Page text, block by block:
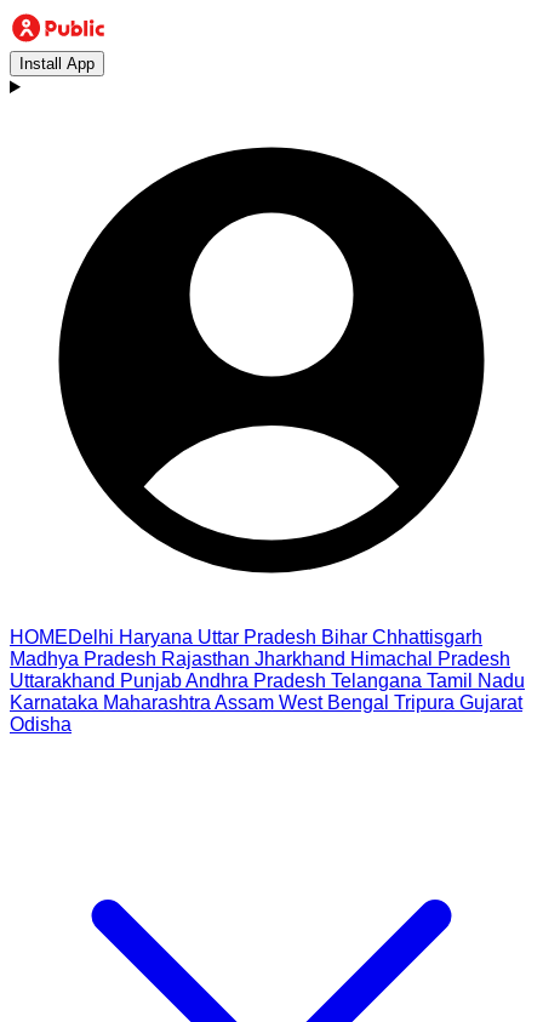
Install App
HOMEDelhi Haryana Uttar Pradesh Bihar Chhattisgarh
Madhya Pradesh Rajasthan Jharkhand Himachal Pradesh
Uttarakhand PunjabAndhra Pradesh Telangana Tamil Nadu
Karnataka Maharashtra Assam West Bengal Tripura Gujarat
Odisha